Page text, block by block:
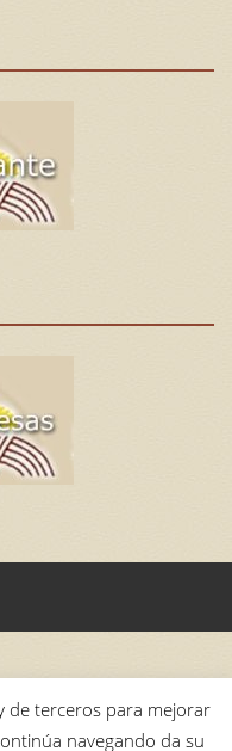
de terceros para mejorar
navegando da su